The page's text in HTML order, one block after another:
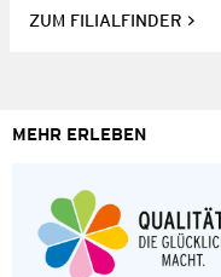
ZUM FILIALFINDER
MEHR ERLEBEN